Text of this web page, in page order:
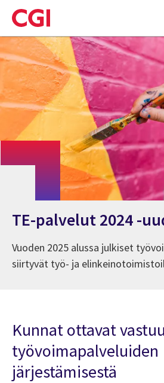
Skip
to
main
content
TE-palvelut 2024 -
Vuoden 2025 alussa julkiset
siirtyvät työ- ja
Kunnat ottavat
työvoimapalveluiden
järjestämisestä